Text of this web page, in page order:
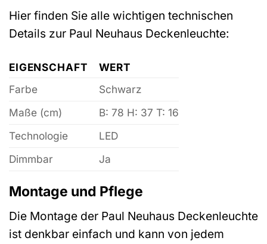
Hier finden Sie alle wichtigen technischen
Details zur Paul Neuhaus Deckenleuchte:
EIGENSCHAFT
WERT
Farbe
Schwarz
Maße (cm)
B: 78 H: 37 T: 16
Technologie
LED
Dimmbar
Ja
Montage und Pflege
Die Montage der Paul Neuhaus Deckenleuchte
ist denkbar einfach und kann von jedem